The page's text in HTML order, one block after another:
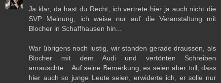
Ja klar, da hast du Recht, ich vertrete hier ja auch nicht die
SVP Meinung, ich weise nur auf die Veranstaltung mit
Blocher in Schaffhausen hin...
War übrigens noch lustig, wir standen gerade draussen, als
Blocher mit dem Audi und vertönten Schreiben
anrauschte... Auf seine Bemerkung, es seien aber toll, dass
hier auch so junge Leute seien, erwiderte ich, er solle nur